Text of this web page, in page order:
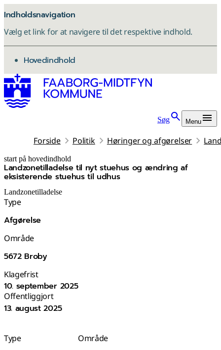
Indholdsnavigation
Vælg et link for at navigere til det respektive indhold.
gå til
Hovedindhold
Søg Menu
Forside Politik Høringer og afgørelser
start på hovedindhold
Landzonetilladelse til nyt stuehus og ændring af
eksisterende stuehus til udhus
senest opdateret 3. december 2025
Landzonetilladelse
Type
Afgørelse
Område
5672 Broby
Klagefrist
10. september 2025
Offentliggjort
13. august 2025
Type Område